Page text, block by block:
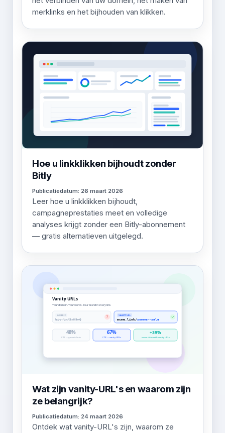
merklinks en het bijhouden van klikken.
Hoe u linkklikken bijhoudt zonder
Bitly
Publicatiedatum: 26 maart 2026
Leer hoe u linkklikken bijhoudt,
campagneprestaties meet en volledige
analyses krijgt zonder een Bitly-abonnement
— gratis alternatieven uitgelegd.
Wat zijn vanity-URL's en waarom zijn
ze belangrijk?
Publicatiedatum: 24 maart 2026
Ontdek wat vanity-URL's zijn, waarom ze